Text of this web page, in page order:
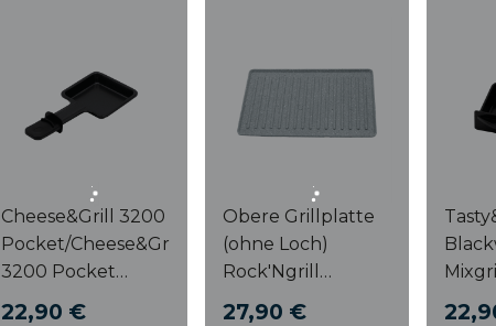
Cheese&Grill 3200
Pocket/Cheese&Grill
3200 Pocket
Allstone-
22,90 €
Obere Grillplatte
(ohne Loch)
Rock'Ngrill
1000W/Rock'Ngrill
27,90 €